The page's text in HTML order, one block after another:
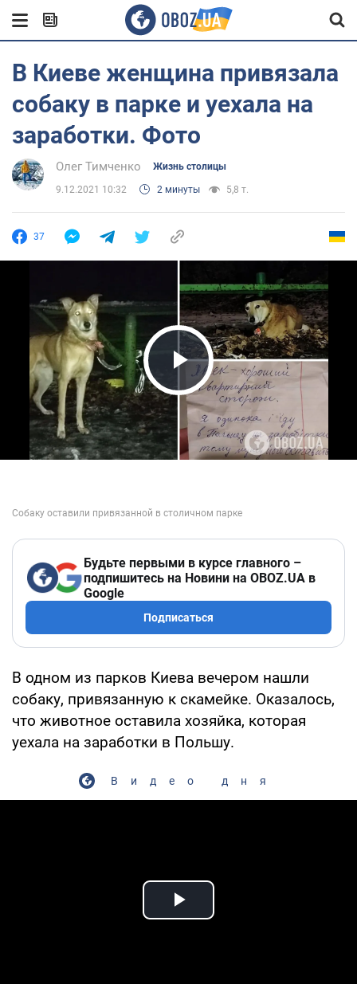
В Киеве женщина привязала
собаку в парке и уехала на
заработки. Фото
Олег Тимченко Жизнь столицы
9.12.2021 10:32 2 минуты 5,8 т.
37
Play Video
Будьте первыми в курсе главного –
подпишитесь на Новини на OBOZ.UA в
Google
Подписаться
В одном из парков Киева вечером нашли
собаку, привязанную к скамейке. Оказалось,
что животное оставила хозяйка, которая
уехала на заработки в Польшу.
Видео дня
Play Video